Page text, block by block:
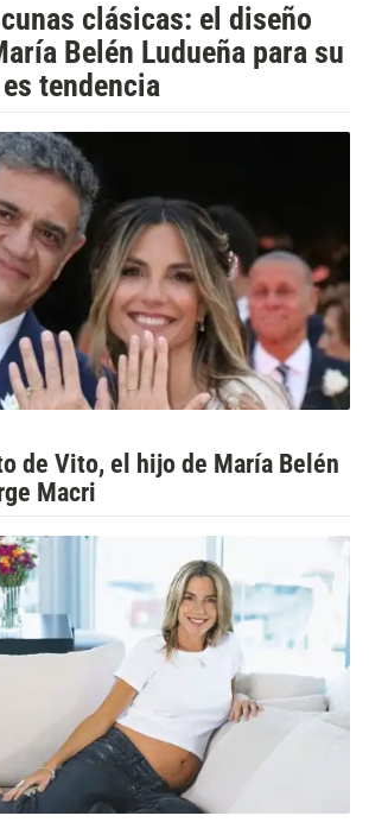
clásicas: el diseño
Belén Ludueña para su
tendencia
de Vito, el hijo de María Belén
Macri